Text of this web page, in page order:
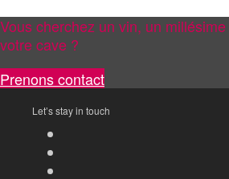
Vous cherchez un vin, un
votre cave ?
Prenons contact
Let’s stay in touch